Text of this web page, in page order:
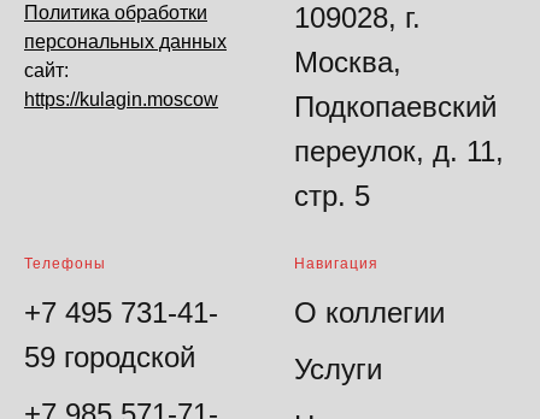
Политика обработки
персональных данных
сайт:
https://kulagin.moscow
109028, г.
Москва,
Подкопаевский
переулок, д. 11,
стр. 5
Телефоны
+7 495 731-41-
59 городской
Навигация
О коллегии
Услуги